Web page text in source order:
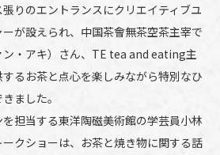
りのエントランスにクリエイティブユ
が設えられ、中国茶會無茶空茶主宰で
ン・アキ）さん、TE tea and eating主
るお茶と点心を楽しみながら特別なひ
ました。
担当する東洋陶磁美術館の学芸員小林
クショーは、お茶と焼き物に関する話